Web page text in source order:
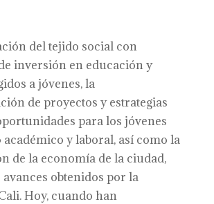
del tejido social con
inversión en educación y
a jóvenes, la
de proyectos y estrategias
para los jóvenes
académico y laboral, así como la
de la economía de la ciudad,
obtenidos por la
Hoy, cuando han